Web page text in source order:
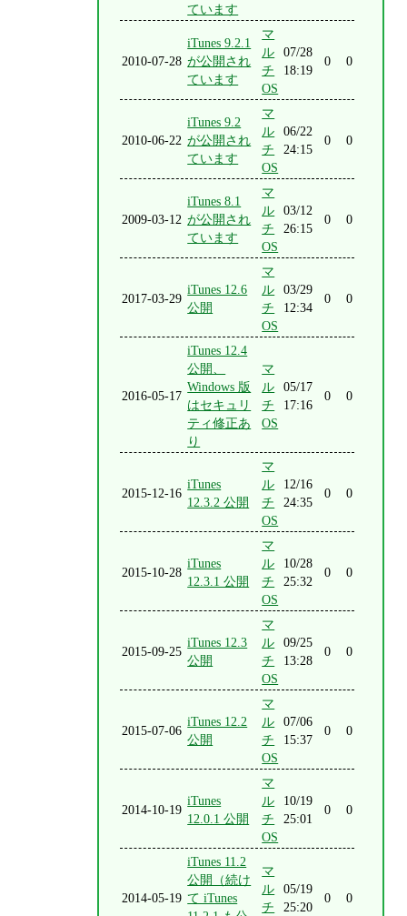
ています
2010-07-28
iTunes 9.2.1
が公開され
ています
マ
ル
チ
OS
07/28
18:19
0 0
2010-06-22
iTunes 9.2
が公開され
ています
マ
ル
チ
OS
06/22
24:15
0 0
2009-03-12
iTunes 8.1
が公開され
ています
マ
ル
チ
OS
03/12
26:15
0 0
2017-03-29
iTunes 12.6
公開
マ
ル
チ
OS
03/29
12:34
0 0
2016-05-17
iTunes 12.4
公開、
Windows 版
はセキュリ
ティ修正あ
り
マ
ル
チ
OS
05/17
17:16
0 0
2015-12-16
iTunes
12.3.2 公開
マ
ル
チ
OS
12/16
24:35
0 0
2015-10-28
iTunes
12.3.1 公開
マ
ル
チ
OS
10/28
25:32
0 0
2015-09-25
iTunes 12.3
公開
マ
ル
チ
OS
09/25
13:28
0 0
2015-07-06
iTunes 12.2
公開
マ
ル
チ
OS
07/06
15:37
0 0
2014-10-19
iTunes
12.0.1 公開
マ
ル
チ
OS
10/19
25:01
0 0
2014-05-19
iTunes 11.2
公開（続け
て iTunes
マ
ル
チ
05/19
25:20
0 0